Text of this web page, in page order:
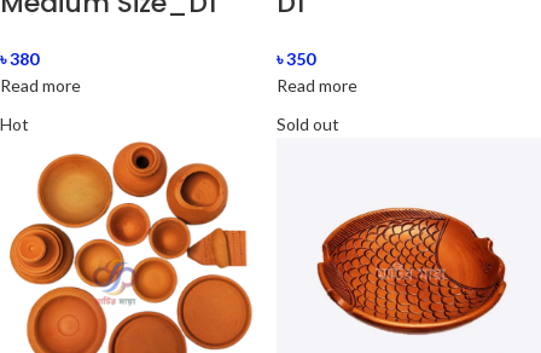
৳380
Read more
৳350
Read more
Hot
Sold out